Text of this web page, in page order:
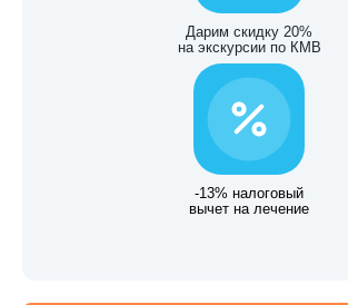
Дарим скидку 20%
на экскурсии по КМВ
-13% налоговый
вычет на лечение